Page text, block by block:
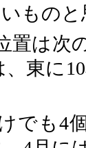
もの
置は次
、東に
でも4